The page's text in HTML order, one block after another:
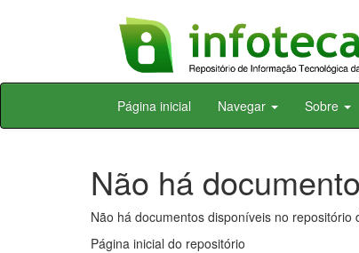
Skip
Página inicial Navegar Sobre
Não há
Não há documentos disponíveis no repositório
Página inicial do repositório